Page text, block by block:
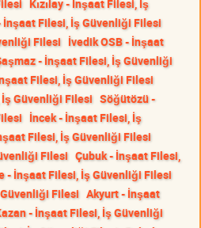
Kızılay - İnşaat Filesi, İş
İnşaat Filesi, İş Güvenliği Filesi
Filesi İvedik OSB - İnşaat
- İnşaat Filesi, İş Güvenliği
Filesi, İş Güvenliği Filesi
Güvenliği Filesi Söğütözü -
İncek - İnşaat Filesi, İş
Filesi, İş Güvenliği Filesi
Filesi Çubuk - İnşaat Filesi,
- İnşaat Filesi, İş Güvenliği Filesi
Filesi Akyurt - İnşaat
- İnşaat Filesi, İş Güvenliği